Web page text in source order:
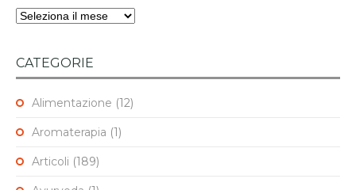
Archivi
CATEGORIE
Alimentazione (12)
Aromaterapia (1)
Articoli (189)